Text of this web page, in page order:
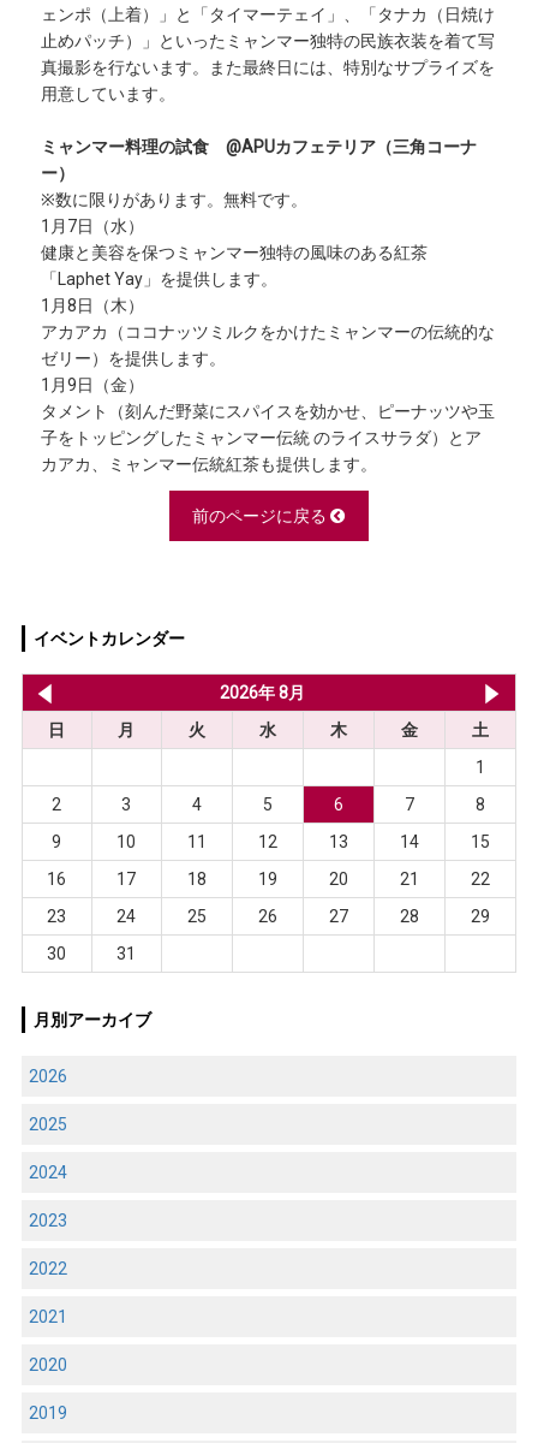
ェンポ（上着）」と「タイマーテェイ」、「タナカ（日焼け
止めパッチ）」といったミャンマー独特の民族衣装を着て写
真撮影を行ないます。また最終日には、特別なサプライズを
用意しています。
ミャンマー料理の試食 @APUカフェテリア（三角コーナ
ー）
※数に限りがあります。無料です。
1月7日（水）
健康と美容を保つミャンマー独特の風味のある紅茶
「Laphet Yay」を提供します。
1月8日（木）
アカアカ（ココナッツミルクをかけたミャンマーの伝統的な
ゼリー）を提供します。
1月9日（金）
タメント（刻んだ野菜にスパイスを効かせ、ピーナッツや玉
子をトッピングしたミャンマー伝統 のライスサラダ）とア
カアカ、ミャンマー伝統紅茶も提供します。
前のページに戻る
イベントカレンダー
2026年 8月
日
月 火 水 木 金
土
1
2
3 4 5 6 7
8
9
10 11 12 13 14
15
16
17 18 19 20 21
22
23
24 25 26 27 28
29
30
31
月別アーカイブ
2026
2025
2024
2023
2022
2021
2020
2019